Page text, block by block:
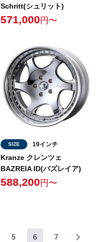
Schritt(シュリット)
571,000 円〜
SIZE 19インチ
Kranze クレンツェ
BAZREIA ID(バズレイア)
588,200 円〜
5 6 7